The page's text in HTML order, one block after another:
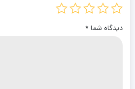
دیدگاه شما *